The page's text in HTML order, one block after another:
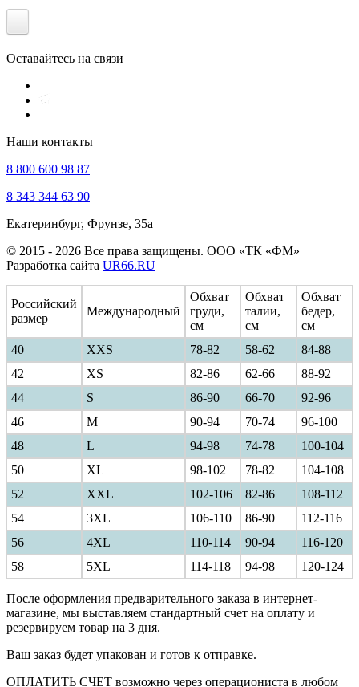
Оставайтесь на связи
Наши контакты
8 800 600 98 87
8 343 344 63 90
Екатеринбург, Фрунзе, 35а
© 2015 - 2026 Все права защищены. ООО «ТК «ФМ»
Разработка сайта UR66.RU
Российский
размер
Международный
Обхват
груди,
см
Обхват
талии,
см
Обхват
бедер,
см
40
ХXS 78-82 58-62
84-88
42
XS 82-86 62-66
88-92
44
S 86-90 66-70
92-96
46
M 90-94 70-74
96-100
48
L 94-98 74-78
100-104
50
XL 98-102 78-82
104-108
52
XXL 102-106 82-86
108-112
54
3XL 106-110 86-90
112-116
56
4XL 110-114 90-94
116-120
58
5XL 114-118 94-98 120-124
После оформления предварительного заказа в интернет-
магазине, мы выставляем стандартный счет на оплату и
резервируем товар на 3 дня.
Ваш заказ будет упакован и готов к отправке.
ОПЛАТИТЬ СЧЕТ возможно через операциониста в любом